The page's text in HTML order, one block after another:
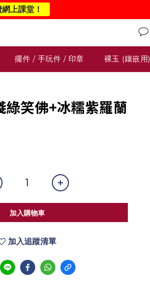
擺件 / 手玩件 / 印章 裸玉 (鑲嵌用)
綠笑佛+冰糯紫羅蘭
加入購物車
加入追蹤清單
上課堂！